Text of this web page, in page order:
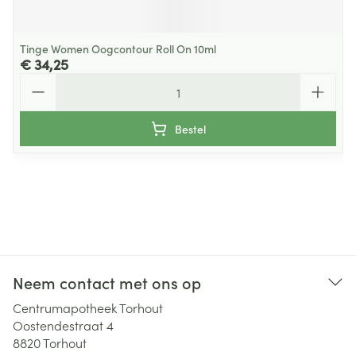
Tinge Women Oogcontour Roll On 10ml
€ 34,25
Bestel
Neem contact met ons op
Centrumapotheek Torhout
Oostendestraat 4
8820Torhout